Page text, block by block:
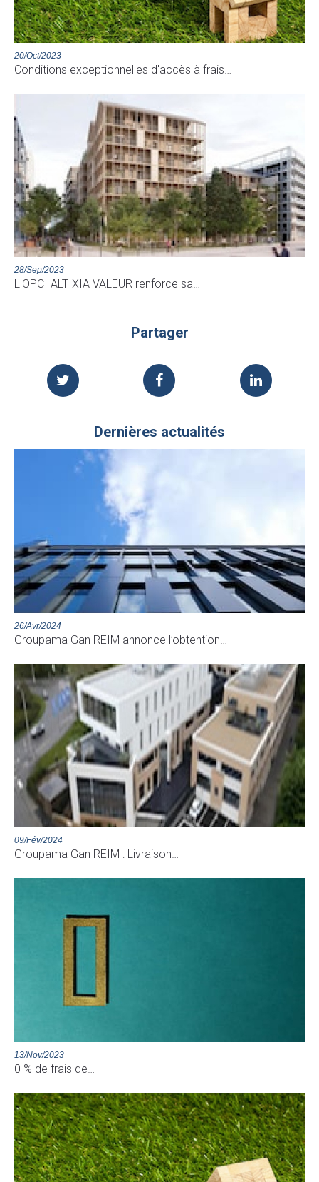
20/Oct/2023
Conditions exceptionnelles d'accès à frais…
28/Sep/2023
L'OPCI ALTIXIA VALEUR renforce sa…
Partager
Dernières actualités
26/Avr/2024
Groupama Gan REIM annonce l’obtention…
09/Fév/2024
Groupama Gan REIM : Livraison…
13/Nov/2023
0 % de frais de…